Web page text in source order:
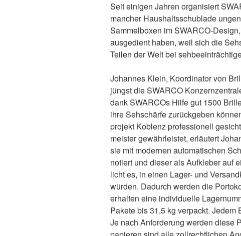
Seit einigen Jahren organisiert
mancher Haushaltsschublade
Sammelboxen im SWARCO-
ausgedient haben, weil sich die
Teilen der Welt bei
Johannes Klein, Koordinator von
jüngst die SWARCO
dank SWARCOs Hilfe gut 1500
ihre Sehschärfe zurückgeben
projekt Koblenz professionell
meister gewährleistet, erläutert
sie mit moder­nen auto­matischen
notiert und dieser als Aufkleber auf
licht es, in einen Lager- und
würden. Dadurch werden die
erhalten eine indi­vidu­elle
Pakete bis 31,5 kg verpackt.
Je nach Anfor­derung werden diese